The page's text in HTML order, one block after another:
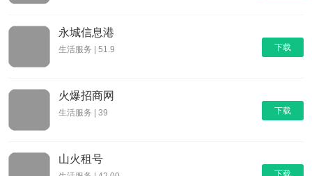
下载
永城信息港
生活服务 | 51.9
下载
火爆招商网
生活服务 | 39
下载
山火租号